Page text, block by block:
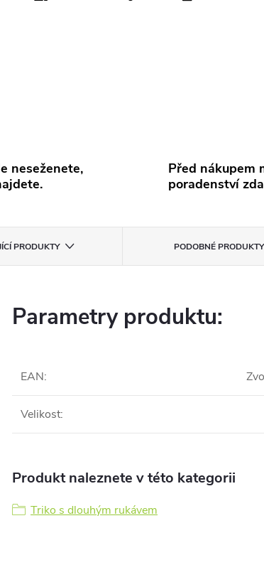
neseženete,
Před nákupem
poradenství
PRODUKTY PODOBNÉ PRODUKTY
Parametry produktu:
EAN:
Velikost:
Produkt naleznete v této kategorii
Triko s dlouhým rukávem